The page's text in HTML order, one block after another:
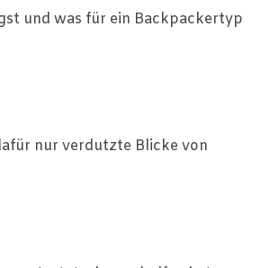
und was für ein Backpackertyp
nur verdutzte Blicke von